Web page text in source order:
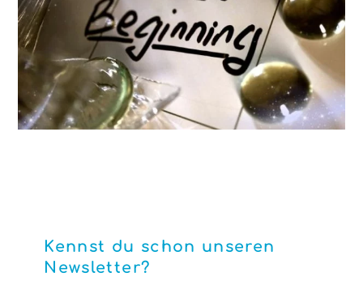
Kennst du schon unseren
Newsletter?